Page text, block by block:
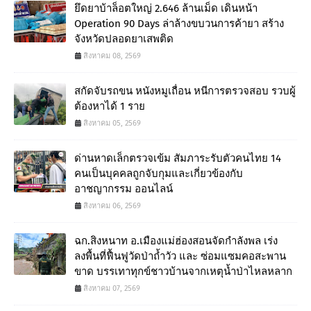
ยึดยาบ้าล็อตใหญ่ 2.646 ล้านเม็ด เดินหน้า
Operation 90 Days ล่าล้างขบวนการค้ายา สร้าง
จังหวัดปลอดยาเสพติด
สิงหาคม 08, 2569
สกัดจับรถขน หนังหมูเถื่อน หนีการตรวจสอบ รวบผู้
ต้องหาได้ 1 ราย
สิงหาคม 05, 2569
ด่านหาดเล็กตรวจเข้ม สัมภาระรับตัวคนไทย 14
คนเป็นบุคคลถูกจับกุมและเกี่ยวข้องกับ
อาชญากรรม ออนไลน์
สิงหาคม 06, 2569
ฉก.สิงหนาท อ.เมืองแม่ฮ่องสอนจัดกำลังพล เร่ง
ลงพื้นที่ฟื้นฟูวัดป่าถ้ำวัว และ ซ่อมแซมคอสะพาน
ขาด บรรเทาทุกข์ชาวบ้านจากเหตุน้ำป่าไหลหลาก
สิงหาคม 07, 2569